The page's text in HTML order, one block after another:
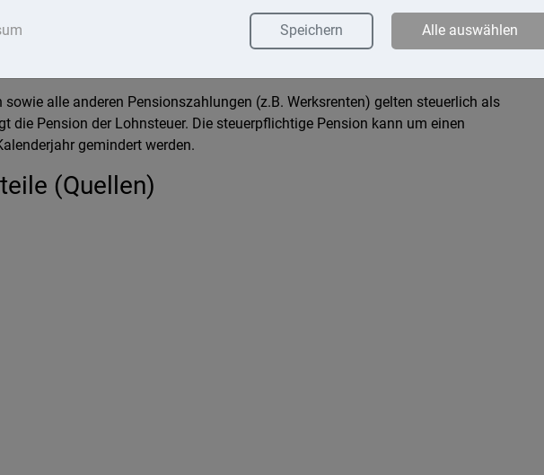
sowie alle anderen Pensionszahlungen (z.B. Werksrenten) gelten steuerlich als
die Pension der Lohnsteuer. Die steuerpflichtige Pension kann um einen
gemindert werden.
(Quellen)
Speichern Alle auswählen